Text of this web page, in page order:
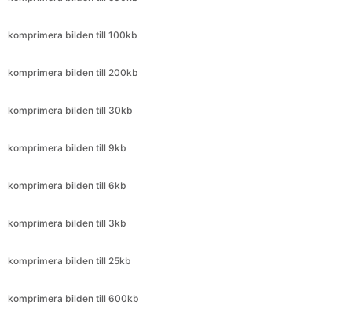
komprimera bilden till 200kb
komprimera bilden till 30kb
komprimera bilden till 9kb
komprimera bilden till 6kb
komprimera bilden till 3kb
komprimera bilden till 25kb
komprimera bilden till 600kb
komprimera bilden till 300kb
komprimera bilden till 11,8 kb